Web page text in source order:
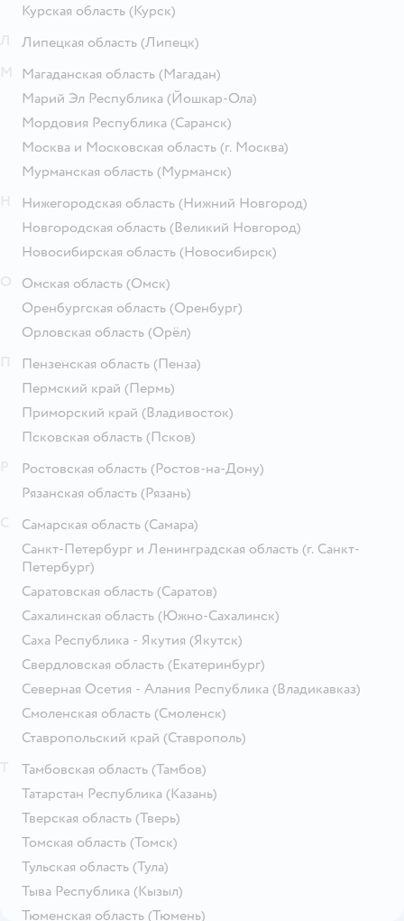
Курская область (Курск)
Липецкая область (Липецк)
Магаданская область (Магадан)
Марий Эл Республика (Йошкар-Ола)
Мордовия Республика (Саранск)
Москва и Московская область (г. Москва)
Мурманская область (Мурманск)
Нижегородская область (Нижний Новгород)
Новгородская область (Великий Новгород)
Новосибирская область (Новосибирск)
Омская область (Омск)
Оренбургская область (Оренбург)
Орловская область (Орёл)
Пензенская область (Пенза)
Пермский край (Пермь)
Приморский край (Владивосток)
Псковская область (Псков)
Ростовская область (Ростов-на-Дону)
Рязанская область (Рязань)
Самарская область (Самара)
Санкт-Петербург и Ленинградская область (г. Санкт-
Петербург)
Саратовская область (Саратов)
Сахалинская область (Южно-Сахалинск)
Саха Республика - Якутия (Якутск)
Свердловская область (Екатеринбург)
Северная Осетия - Алания Республика (Владикавказ)
Смоленская область (Смоленск)
Ставропольский край (Ставрополь)
Тамбовская область (Тамбов)
Татарстан Республика (Казань)
Тверская область (Тверь)
Томская область (Томск)
Тульская область (Тула)
Тыва Республика (Кызыл)
Тюменская область (Тюмень)